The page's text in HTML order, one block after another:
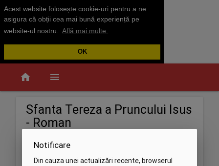
Acest website folosește cookie-uri pentru a ne
asigura că obții cea mai bună experiență pe
website-ul nostru.
Află mai multe.
OK
home menu
Sfanta Tereza a Pruncului Isus
- Roman
Notificare
Din cauza unei actualizări recente, browserul